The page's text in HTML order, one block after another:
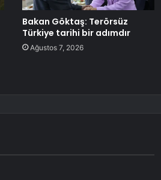
Bakan Göktaş: Terörsüz
Türkiye tarihi bir adımdır
Ağustos 7, 2026